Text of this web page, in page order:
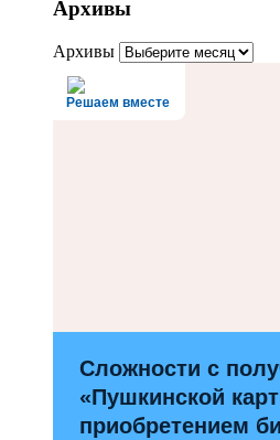
Архивы
Архивы
Решаем вместе
Сложности с
«Пушкинской
приобретением